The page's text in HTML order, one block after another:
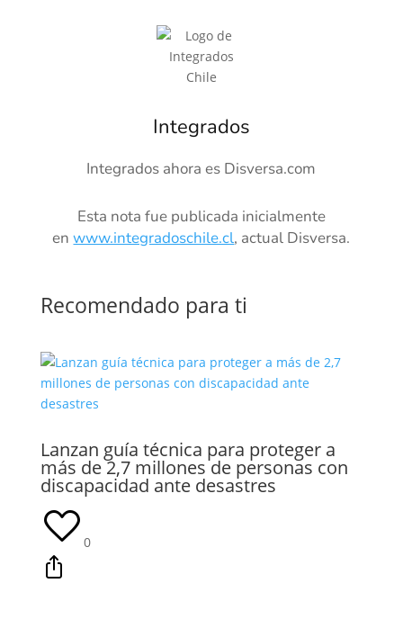
Integrados
Integrados ahora es Disversa.com
Esta nota fue publicada inicialmente
enwww.integradoschile.cl, actual Disversa.
Recomendado para ti
Lanzan guía técnica para proteger a
más de 2,7 millones de personas con
discapacidad ante desastres
0